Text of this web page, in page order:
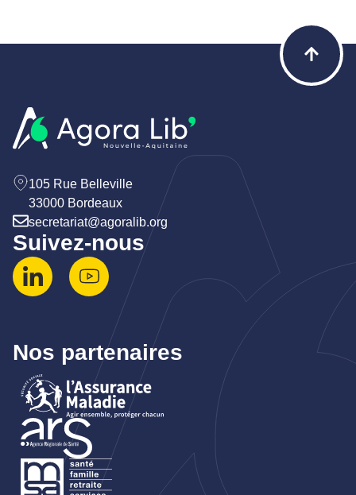
105 Rue Belleville
33000 Bordeaux
secretariat@agoralib.org
Suivez-nous
Nos partenaires